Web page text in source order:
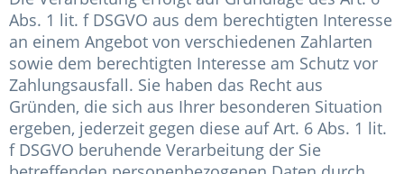
Abs. 1 lit. f DSGVO aus dem berechtigten Interesse
an einem Angebot von verschiedenen Zahlarten
sowie dem berechtigten Interesse am Schutz vor
Zahlungsausfall. Sie haben das Recht aus
Gründen, die sich aus Ihrer besonderen Situation
ergeben, jederzeit gegen diese auf Art. 6 Abs. 1 lit.
f DSGVO beruhende Verarbeitung der Sie